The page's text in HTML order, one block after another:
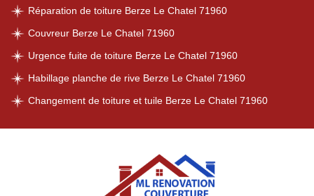
Réparation de toiture Berze Le Chatel 71960
Couvreur Berze Le Chatel 71960
Urgence fuite de toiture Berze Le Chatel 71960
Habillage planche de rive Berze Le Chatel 71960
Changement de toiture et tuile Berze Le Chatel 71960